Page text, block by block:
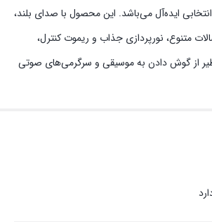
ایده‌آل می‌باشد. این محصول با صدای بلند،
متنوع، نورپردازی جذاب و ریموت کنترل،
از گوش دادن به موسیقی و سرگرمی‌های صوتی